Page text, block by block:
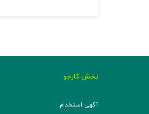
بخش کارجو
آگهی استخدام